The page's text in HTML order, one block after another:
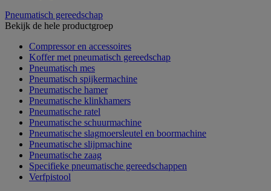
Pneumatisch gereedschap
Bekijk de hele productgroep
Compressor en accessoires
Koffer met pneumatisch gereedschap
Pneumatisch mes
Pneumatisch spijkermachine
Pneumatische hamer
Pneumatische klinkhamers
Pneumatische ratel
Pneumatische schuurmachine
Pneumatische slagmoersleutel en boormachine
Pneumatische slijpmachine
Pneumatische zaag
Specifieke pneumatische gereedschappen
Verfpistool